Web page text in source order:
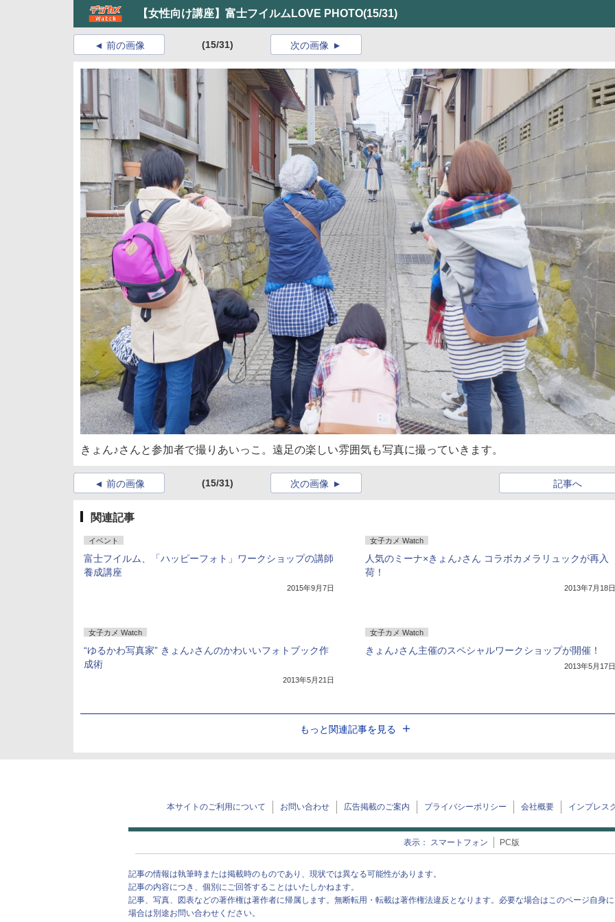
【女性向け講座】富士フイルムLOVE PHOTO(15/31)
前の画像 (15/31) 次の画像
きょん♪さんと参加者で撮りあいっこ。遠足の楽しい雰囲気も写真に撮っていきます。
前の画像 (15/31) 記事へ
次の画像
関連記事
イベント
富士フイルム、「ハッピーフォト」ワークショップの講師
養成講座
2015年9月7日
女子カメ Watch
人気のミーナ×きょん♪さん コラボカメラリュックが再入
荷！
2013年7月18日
女子カメ Watch
“ゆるかわ写真家” きょん♪さんのかわいいフォトブック作
成術
2013年5月21日
女子カメ Watch
きょん♪さん主催のスペシャルワークショップが開催！
2013年5月17日
もっと関連記事を見る
本サイトのご利用について お問い合わせ 広告掲載のご案内 プライバシーポリシー 会社概要 インプレス
表示： スマートフォン PC版
記事の情報は執筆時または掲載時のものであり、現状では異なる可能性があります。
記事の内容につき、個別にご回答することはいたしかねます。
記事、写真、図表などの著作権は著作者に帰属します。無断転用・転載は著作権法違反となります。必要な場合はこのページ自身
場合は別途お問い合わせください。